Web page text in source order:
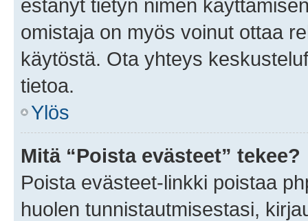
estänyt tietyn nimen
omistaja on myös voinut ottaa
käytöstä. Ota yhteys
tietoa.
Ylös
Mitä “Poista evästeet” tekee?
Poista evästeet-linkki poistaa
huolen tunnistautmisestasi,